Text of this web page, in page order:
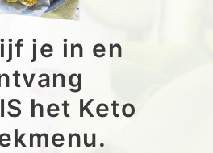
je in en
het Keto